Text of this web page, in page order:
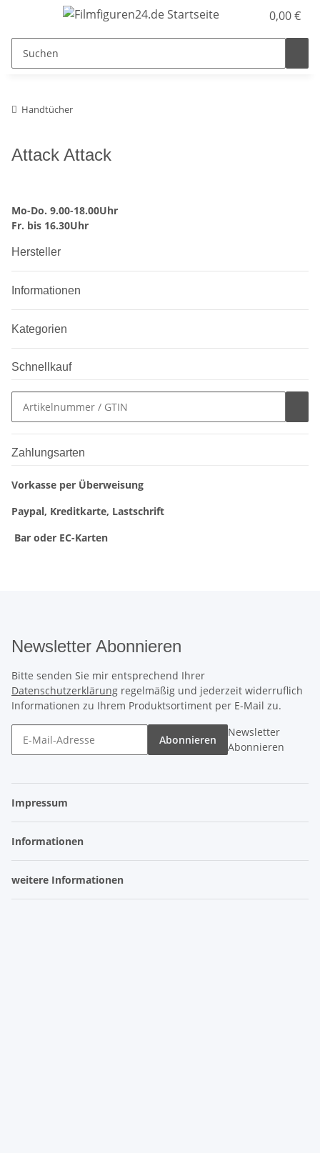
0,00 €
Handtücher
Attack Attack
Mo-Do. 9.00-18.00Uhr
Fr. bis 16.30Uhr
Hersteller
Informationen
Kategorien
Schnellkauf
Zahlungsarten
Vorkasse per Überweisung
Paypal, Kreditkarte, Lastschrift
Bar oder EC-Karten
Newsletter Abonnieren
Bitte senden Sie mir entsprechend Ihrer
Datenschutzerklärung regelmäßig und jederzeit widerruflich
Informationen zu Ihrem Produktsortiment per E-Mail zu.
Abonnieren
Newsletter
Abonnieren
Impressum
Informationen
weitere Informationen